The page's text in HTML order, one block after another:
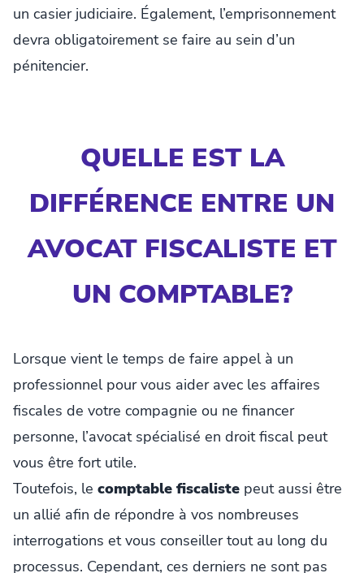
un casier judiciaire. Également, l’emprisonnement
devra obligatoirement se faire au sein d’un
pénitencier.
QUELLE EST LA
DIFFÉRENCE ENTRE UN
AVOCAT FISCALISTE ET
UN COMPTABLE?
Lorsque vient le temps de faire appel à un
professionnel pour vous aider avec les affaires
fiscales de votre compagnie ou ne financer
personne, l’avocat spécialisé en droit fiscal peut
vous être fort utile.
Toutefois, le comptable fiscaliste peut aussi être
un allié afin de répondre à vos nombreuses
interrogations et vous conseiller tout au long du
processus. Cependant, ces derniers ne sont pas